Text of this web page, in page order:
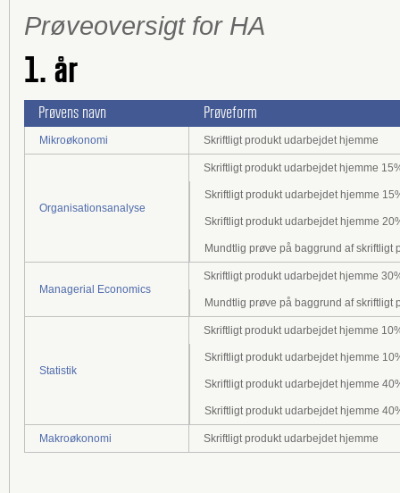
Prøveoversigt for HA
1. år
Prøvens navn Prøveform
Mikroøkonomi Skriftligt produkt udarbejdet hjemme
Organisationsanalyse
Skriftligt produkt udarbejdet hjemme
Skriftligt produkt udarbejdet hjemme
Skriftligt produkt udarbejdet hjemme
Mundtlig prøve på baggrund af skriftligt
Managerial Economics
Skriftligt produkt udarbejdet hjemme
Mundtlig prøve på baggrund af skriftligt
Statistik
Skriftligt produkt udarbejdet hjemme
Skriftligt produkt udarbejdet hjemme
Skriftligt produkt udarbejdet hjemme
Skriftligt produkt udarbejdet hjemme
Makroøkonomi Skriftligt produkt udarbejdet hjemme